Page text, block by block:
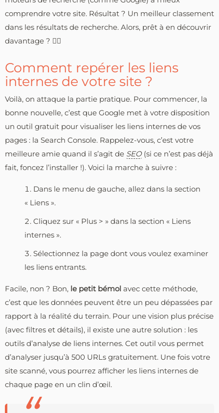
comprendre votre site. Résultat ? Un meilleur classement
dans les résultats de recherche. Alors, prêt à en découvrir
davantage ? 🕵️‍♂️
Comment repérer les liens
internes de votre site ?
Voilà, on attaque la partie pratique. Pour commencer, la
bonne nouvelle, c’est que Google met à votre disposition
un outil gratuit pour visualiser les liens internes de vos
pages : la Search Console. Rappelez-vous, c’est votre
meilleure amie quand il s’agit de SEO(si ce n’est pas déjà
fait, foncez l’installer !). Voici la marche à suivre :
Dans le menu de gauche, allez dans la section
« Liens ».
Cliquez sur « Plus > » dans la section « Liens
internes ».
Sélectionnez la page dont vous voulez examiner
les liens entrants.
Facile, non ? Bon, le petit bémol avec cette méthode,
c’est que les données peuvent être un peu dépassées par
rapport à la réalité du terrain. Pour une vision plus précise
(avec filtres et détails), il existe une autre solution : les
outils d’analyse de liens internes. Cet outil vous permet
d’analyser jusqu’à 500 URLs gratuitement. Une fois votre
site scanné, vous pourrez afficher les liens internes de
chaque page en un clin d’œil.